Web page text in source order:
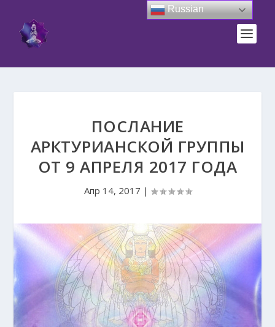
ПОСЛАНИЕ
АРКТУРИАНСКОЙ ГРУППЫ
ОТ 9 АПРЕЛЯ 2017 ГОДА
Апр 14, 2017 |
Russian